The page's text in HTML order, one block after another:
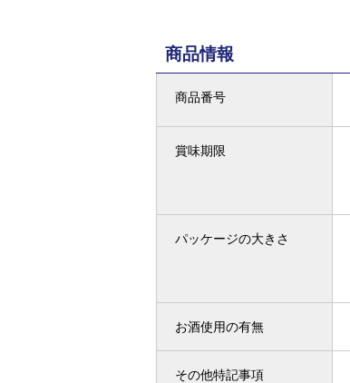
商品情報
商品番号
賞味期限
パッケージの大きさ
お酒使用の有無
その他特記事項